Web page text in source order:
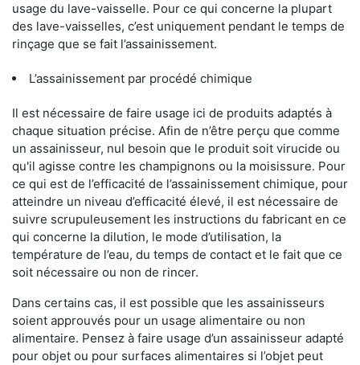
usage du lave-vaisselle. Pour ce qui concerne la plupart
des lave-vaisselles, c’est uniquement pendant le temps de
rinçage que se fait l’assainissement.
L’assainissement par procédé chimique
Il est nécessaire de faire usage ici de produits adaptés à
chaque situation précise. Afin de n’être perçu que comme
un assainisseur, nul besoin que le produit soit virucide ou
qu'il agisse contre les champignons ou la moisissure. Pour
ce qui est de l’efficacité de l’assainissement chimique, pour
atteindre un niveau d’efficacité élevé, il est nécessaire de
suivre scrupuleusement les instructions du fabricant en ce
qui concerne la dilution, le mode d’utilisation, la
température de l’eau, du temps de contact et le fait que ce
soit nécessaire ou non de rincer.
Dans certains cas, il est possible que les assainisseurs
soient approuvés pour un usage alimentaire ou non
alimentaire. Pensez à faire usage d’un assainisseur adapté
pour objet ou pour surfaces alimentaires si l’objet peut